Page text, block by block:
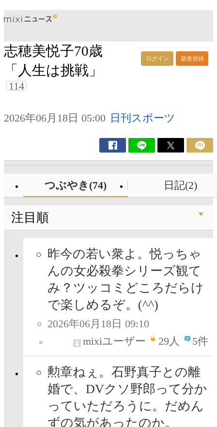
ログイン 新規登録
志穂美悦子70歳
「人生は挑戦」
114
2026年06月18日 05:00 日刊スポーツ
つぶやき(74) 日記(2)
注目順
昨今の若い衆よ。悦っちゃ
んの女必殺拳シリーズ観て
み？ツッコミどころだらけ
で楽しめるぞ。(^^)
2026年06月18日 09:10
mixiユーザー
29人 5件
勲章ねぇ。石野真子との離
婚で、DVクソ野郎って分か
っていただろうに。だめん
ずの気があったのか。